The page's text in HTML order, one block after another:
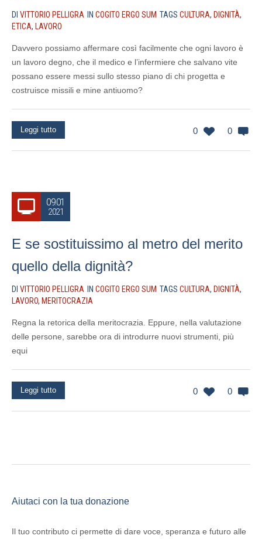
DI VITTORIO PELLIGRA IN COGITO ERGO SUM TAGS CULTURA, DIGNITÀ,
ETICA, LAVORO
Davvero possiamo affermare così facilmente che ogni lavoro è
un lavoro degno, che il medico e l’infermiere che salvano vite
possano essere messi sullo stesso piano di chi progetta e
costruisce missili e mine antiuomo?
0 0
Leggi tutto
09.01
2021
E se sostituissimo al metro del merito
quello della dignità?
DI VITTORIO PELLIGRA IN COGITO ERGO SUM TAGS CULTURA, DIGNITÀ,
LAVORO, MERITOCRAZIA
Regna la retorica della meritocrazia. Eppure, nella valutazione
delle persone, sarebbe ora di introdurre nuovi strumenti, più
equi
0 0
Leggi tutto
Aiutaci con la tua donazione
Il tuo contributo ci permette di dare voce, speranza e futuro alle